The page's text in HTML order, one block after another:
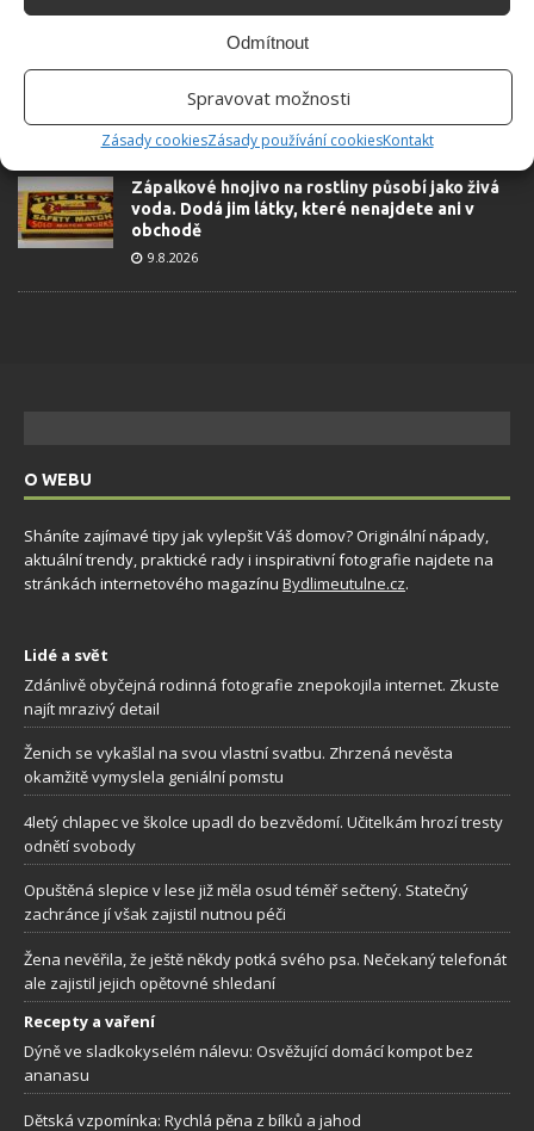
Odmítnout
Spravovat možnosti
Zásady cookiesZásady používání cookiesKontakt
Kapsle do pračky většina lidí používá špatně.
Pro okamžité zlepšení praní je potřeba zakročit
9.8.2026
Zápalkové hnojivo na rostliny působí jako živá
voda. Dodá jim látky, které nenajdete ani v
obchodě
9.8.2026
O WEBU
Sháníte zajímavé tipy jak vylepšit Váš domov? Originální nápady,
aktuální trendy, praktické rady i inspirativní fotografie najdete na
stránkách internetového magazínu Bydlimeutulne.cz.
Lidé a svět
Zdánlivě obyčejná rodinná fotografie znepokojila internet. Zkuste
najít mrazivý detail
Ženich se vykašlal na svou vlastní svatbu. Zhrzená nevěsta
okamžitě vymyslela geniální pomstu
4letý chlapec ve školce upadl do bezvědomí. Učitelkám hrozí tresty
odnětí svobody
Opuštěná slepice v lese již měla osud téměř sečtený. Statečný
zachránce jí však zajistil nutnou péči
Žena nevěřila, že ještě někdy potká svého psa. Nečekaný telefonát
ale zajistil jejich opětovné shledaní
Recepty a vaření
Dýně ve sladkokyselém nálevu: Osvěžující domácí kompot bez
ananasu
Dětská vzpomínka: Rychlá pěna z bílků a jahod